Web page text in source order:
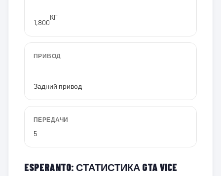
1,800
КГ
ПРИВОД
Задний привод
ПЕРЕДАЧИ
5
ESPERANTO: СТАТИСТИКА GTA VICE